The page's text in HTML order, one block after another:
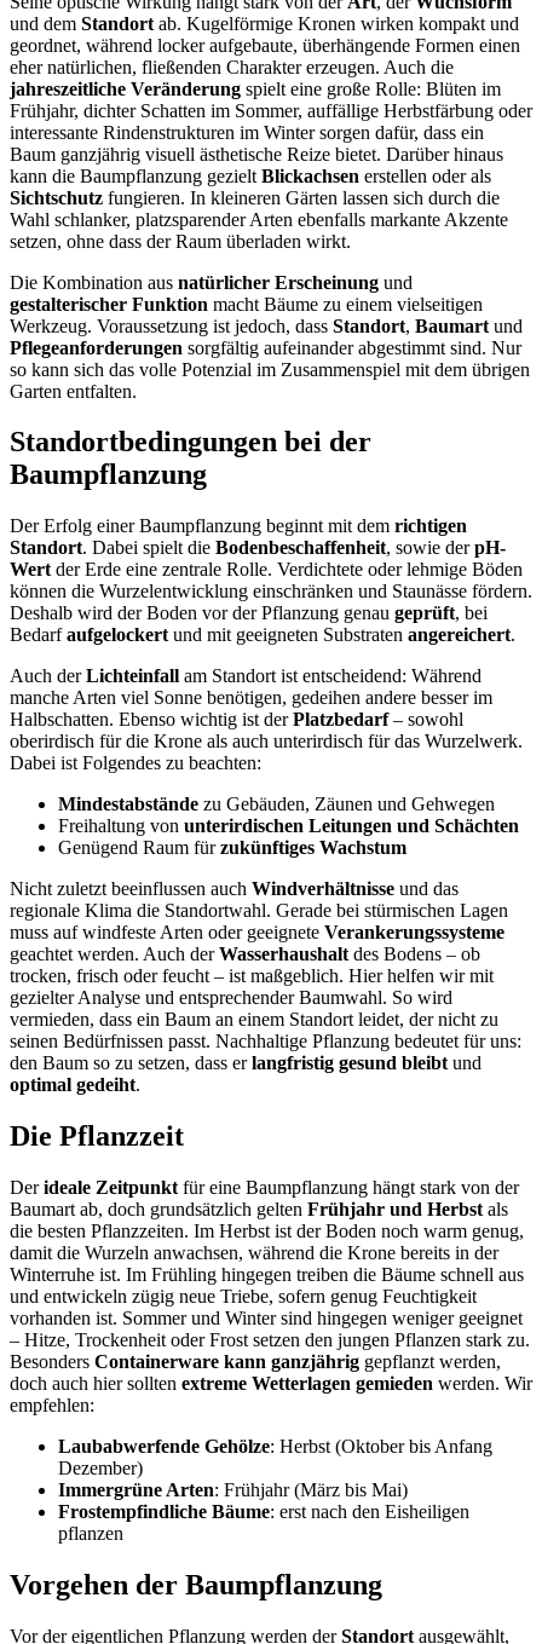
und dem Standort ab. Kugelförmige Kronen wirken kompakt und
geordnet, während locker aufgebaute, überhängende Formen einen
eher natürlichen, fließenden Charakter erzeugen. Auch die
jahreszeitliche Veränderung spielt eine große Rolle: Blüten im
Frühjahr, dichter Schatten im Sommer, auffällige Herbstfärbung oder
interessante Rindenstrukturen im Winter sorgen dafür, dass ein
Baum ganzjährig visuell ästhetische Reize bietet. Darüber hinaus
kann die Baumpflanzung gezielt Blickachsen erstellen oder als
Sichtschutz fungieren. In kleineren Gärten lassen sich durch die
Wahl schlanker, platzsparender Arten ebenfalls markante Akzente
setzen, ohne dass der Raum überladen wirkt.
Die Kombination aus natürlicher Erscheinung und
gestalterischer Funktion macht Bäume zu einem vielseitigen
Werkzeug. Voraussetzung ist jedoch, dass Standort, Baumart und
Pflegeanforderungen sorgfältig aufeinander abgestimmt sind. Nur
so kann sich das volle Potenzial im Zusammenspiel mit dem übrigen
Garten entfalten.
Standortbedingungen bei der
Baumpflanzung
Der Erfolg einer Baumpflanzung beginnt mit dem richtigen
Standort. Dabei spielt die Bodenbeschaffenheit, sowie derpH-
Wert der Erde eine zentrale Rolle. Verdichtete oder lehmige Böden
können die Wurzelentwicklung einschränken und Staunässe fördern.
Deshalb wird der Boden vor der Pflanzung genau geprüft, bei
Bedarfaufgelockert und mit geeigneten Substraten angereichert.
Auch derLichteinfall am Standort ist entscheidend: Während
manche Arten viel Sonne benötigen, gedeihen andere besser im
Halbschatten. Ebenso wichtig ist derPlatzbedarf– sowohl
oberirdisch für die Krone als auch unterirdisch für das Wurzelwerk.
Dabei ist Folgendes zu beachten:
Mindestabstände zu Gebäuden, Zäunen und Gehwegen
Freihaltung von unterirdischen Leitungen und Schächten
Genügend Raum fürzukünftiges Wachstum
Nicht zuletzt beeinflussen auch Windverhältnisse und das
regionale Klima die Standortwahl. Gerade bei stürmischen Lagen
muss auf windfeste Arten oder geeignete Verankerungssysteme
geachtet werden. Auch derWasserhaushalt des Bodens – ob
trocken, frisch oder feucht – ist maßgeblich. Hier helfen wir mit
gezielter Analyse und entsprechender Baumwahl. So wird
vermieden, dass ein Baum an einem Standort leidet, der nicht zu
seinen Bedürfnissen passt. Nachhaltige Pflanzung bedeutet für uns:
den Baum so zu setzen, dass erlangfristig gesund bleibt und
optimal gedeiht.
Die Pflanzzeit
Derideale Zeitpunkt für eine Baumpflanzung hängt stark von der
Baumart ab, doch grundsätzlich gelten Frühjahr und Herbst als
die besten Pflanzzeiten. Im Herbst ist der Boden noch warm genug,
damit die Wurzeln anwachsen, während die Krone bereits in der
Winterruhe ist. Im Frühling hingegen treiben die Bäume schnell aus
und entwickeln zügig neue Triebe, sofern genug Feuchtigkeit
vorhanden ist. Sommer und Winter sind hingegen weniger geeignet
– Hitze, Trockenheit oder Frost setzen den jungen Pflanzen stark zu.
Besonders Containerware kann ganzjährig gepflanzt werden,
doch auch hier sollten extreme Wetterlagen gemieden werden. Wir
empfehlen:
Laubabwerfende Gehölze: Herbst (Oktober bis Anfang
Dezember)
Immergrüne Arten: Frühjahr (März bis Mai)
Frostempfindliche Bäume: erst nach den Eisheiligen
pflanzen
Vorgehen der Baumpflanzung
Vor der eigentlichen Pflanzung werden derStandort ausgewählt,